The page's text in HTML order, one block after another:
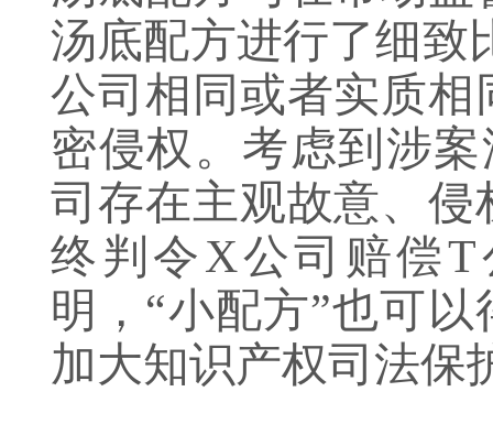
汤底配方进行了细致
公司相同或者实质
密侵权。考虑到涉
司存在主观故意、
终判令X公司赔偿
明，“小配方”也可
加大知识产权司法保